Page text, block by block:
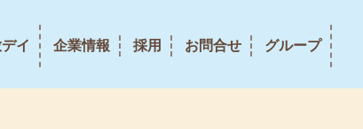
イ 企業情報 採用 お問合せ グループ